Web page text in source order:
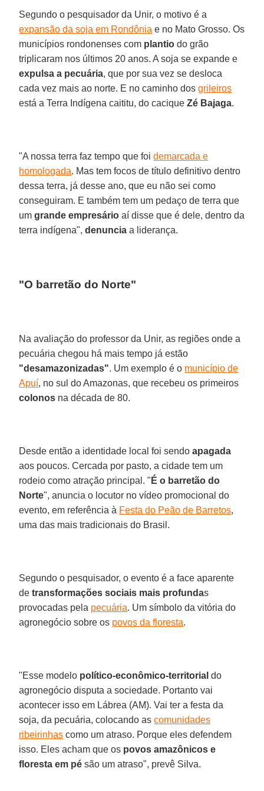
Segundo o pesquisador da Unir, o motivo é a
expansão da soja em Rondônia e no Mato Grosso. Os
municípios rondonenses com plantio do grão
triplicaram nos últimos 20 anos. A soja se expande e
expulsa a pecuária, que por sua vez se desloca
cada vez mais ao norte. E no caminho dosgrileiros
está a Terra Indígena caititu, do caciqueZé Bajaga.
"A nossa terra faz tempo que foidemarcada e
homologada. Mas tem focos de título definitivo dentro
dessa terra, já desse ano, que eu não sei como
conseguiram. E também tem um pedaço de terra que
umgrande empresário aí disse que é dele, dentro da
terra indígena",denuncia a liderança.
"O barretão do Norte"
Na avaliação do professor da Unir, as regiões onde a
pecuária chegou há mais tempo já estão
"desamazonizadas". Um exemplo é o município de
Apuí, no sul do Amazonas, que recebeu os primeiros
colonos na década de 80.
Desde então a identidade local foi sendoapagada
aos poucos. Cercada por pasto, a cidade tem um
rodeio como atração principal. " É o barretão do
Norte", anuncia o locutor no vídeo promocional do
evento, em referência à Festa do Peão de Barretos,
uma das mais tradicionais do Brasil.
Segundo o pesquisador, o evento é a face aparente
detransformações sociais mais profundas
provocadas pela pecuária. Um símbolo da vitória do
agronegócio sobre os povos da floresta.
"Esse modelo político-econômico-territorial do
agronegócio disputa a sociedade. Portanto vai
acontecer isso em Lábrea (AM). Vai ter a festa da
soja, da pecuária, colocando ascomunidades
ribeirinhas como um atraso. Porque eles defendem
isso. Eles acham que os povos amazônicos e
floresta em pé são um atraso", prevê Silva.